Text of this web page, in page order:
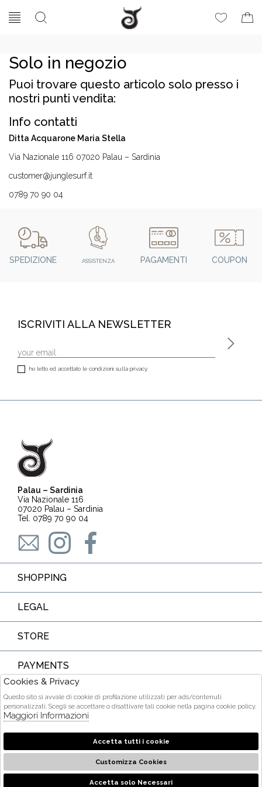
Solo in negozio
Puoi trovare questo articolo solo presso i
nostri punti vendita:
Info contatti
Ditta Acquarone Maria Stella
Via Nazionale 116 07020 Palau – Sardinia
customer@junglesurf.it
0789 70 90 04
SPEDIZIONE ASSISTENZA PAGAMENTI COUPON
ISCRIVITI ALLA NEWSLETTER
ho letto ed accettato le condizioni sulla privacy.
Palau – Sardinia
Via Nazionale 116
07020 Palau – Sardinia
Tel. 0789 70 90 04
SHOPPING
LEGAL
STORE
PAYMENTS
2026 Ditta Acquarone Maria Stella - P.iva : 01375840905 Powered
Atelier società Gruppo Zucchetti
Cookies & Privacy
Questo sito si avvale di cookie di profilazione utilizzati per ads/contenuti
personalizzati. Scegli se accettare o disattivare tali cookie nella pagina cookie policy.
Maggiori Informazioni
Accetta tutti i cookie
Customizza Cookies
Accetta solo Necessari